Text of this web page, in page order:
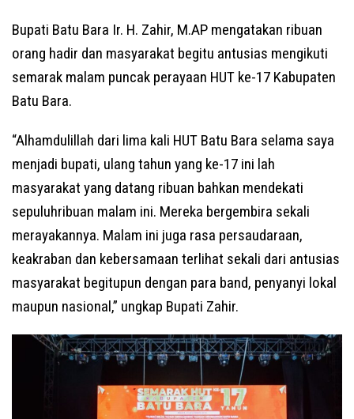
Bupati Batu Bara Ir. H. Zahir, M.AP mengatakan ribuan
orang hadir dan masyarakat begitu antusias mengikuti
semarak malam puncak perayaan HUT ke-17 Kabupaten
Batu Bara.
“Alhamdulillah dari lima kali HUT Batu Bara selama saya
menjadi bupati, ulang tahun yang ke-17 ini lah
masyarakat yang datang ribuan bahkan mendekati
sepuluhribuan malam ini. Mereka bergembira sekali
merayakannya. Malam ini juga rasa persaudaraan,
keakraban dan kebersamaan terlihat sekali dari antusias
masyarakat begitupun dengan para band, penyanyi lokal
maupun nasional,” ungkap Bupati Zahir.